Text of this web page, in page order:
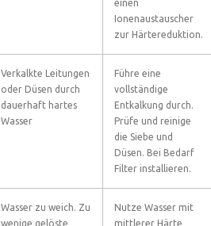
einen
Ionenaustauscher
zur Härtereduktion.
Verkalkte Leitungen
oder Düsen durch
dauerhaft hartes
Wasser
Führe eine
vollständige
Entkalkung durch.
Prüfe und reinige
die Siebe und
Düsen. Bei Bedarf
Filter installieren.
Wasser zu weich. Zu
wenige gelöste
Nutze Wasser mit
mittlerer Härte